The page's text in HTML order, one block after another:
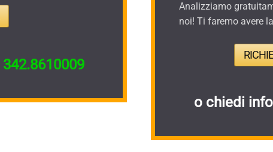
342.8610009
Analizziamo
noi! Ti faremo avere
o chiedi